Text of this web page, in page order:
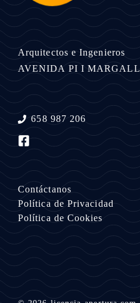
Arquitectos e Ingenieros
AVENIDA PI I MARGALL
658 987 206
Contáctanos
Política de Privacidad
Política de Cookies